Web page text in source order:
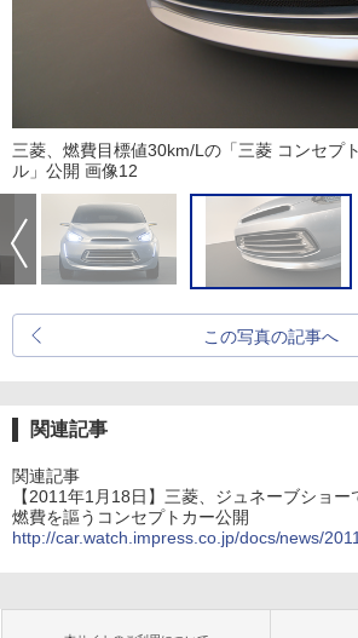
三菱、燃費目標値30km/Lの「三菱 コンセプ
ル」公開 画像12
この写真の記事へ
関連記事
関連記事
【2011年1月18日】三菱、ジュネーブショ
燃費を謳うコンセプトカー公開
http://car.watch.impress.co.jp/docs/news/